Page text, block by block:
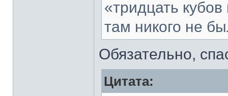
«тридцать
там никого не
Обязательно,
Цитата: